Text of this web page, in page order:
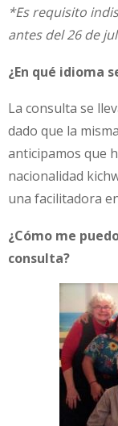
*Es requisito
antes del 26 de
¿En qué idioma
La consulta se
dado que la
anticipamos que
nacionalidad
una facilitadora
¿Cómo me
consulta?